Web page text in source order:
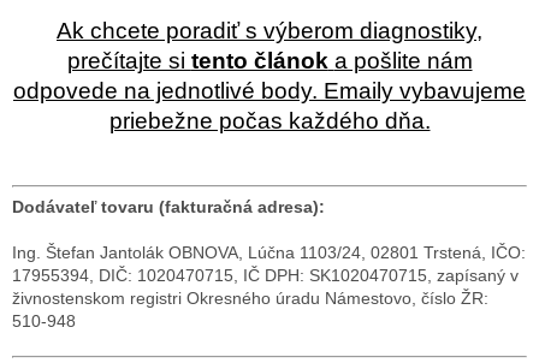
Ak chcete poradiť s výberom diagnostiky,
prečítajte si tento článok a pošlite nám
odpovede na jednotlivé body. Emaily vybavujeme
priebežne počas každého dňa.
Dodávateľ tovaru (fakturačná adresa):
Ing. Štefan Jantolák OBNOVA, Lúčna 1103/24, 02801 Trstená, IČO:
17955394, DIČ: 1020470715, IČ DPH: SK1020470715, zapísaný v
živnostenskom registri Okresného úradu Námestovo, číslo ŽR:
510-948